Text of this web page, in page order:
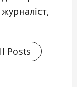
Posts